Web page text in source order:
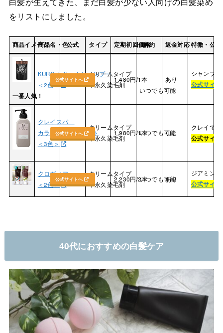
をリストにしました。
商品イメージ商品名・色公式 タイプ 定期初回価格
解約 返金対応特徴・公
一番人気！
KURO クリームシャンプー
＜2色＞
公式サイトへ
クリームタイプ
半永久染毛剤
1,480円/1本
いつでも可能
あり
シャンプ
公式サイト
クレイスパ
カラートリートメント
＜3色＞
公式サイトへ
クリームタイプ
半永久染毛剤
1,980円/1本いつでも可能
なし
クレイで
公式サイト
クロヴィア
＜2色＞
公式サイトへ
クリームタイプ
半永久染毛剤
2,230円/2本いつでも可能
あり
ジアミン
公式サイト
40代におすすめの白髪ケア